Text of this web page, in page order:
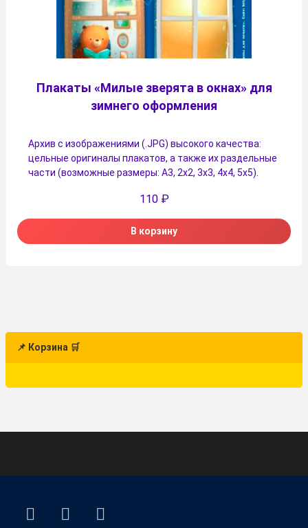
Плакаты «Милые зверята в окнах» для
зимнего оформления
Архив с изображениями (.JPG) высокого качества:
цельные оригиналы плакатов, а также их раздельные
части (возможные размеры: А3, 2х2, 3х3, 4х4, 5х5).
110 ₽
В корзину
📌 Корзина 🛒
ВКонтакте
YouTube
E-mail